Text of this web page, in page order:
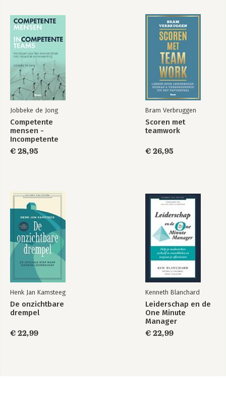
Jobbeke de Jong
Competente
mensen -
Incompetente
teams
€ 28,95
Bram Verbruggen
Scoren met
teamwork
€ 26,95
Henk Jan Kamsteeg
De onzichtbare
drempel
€ 22,99
Kenneth Blanchard
Leiderschap en de
One Minute
Manager
€ 22,99